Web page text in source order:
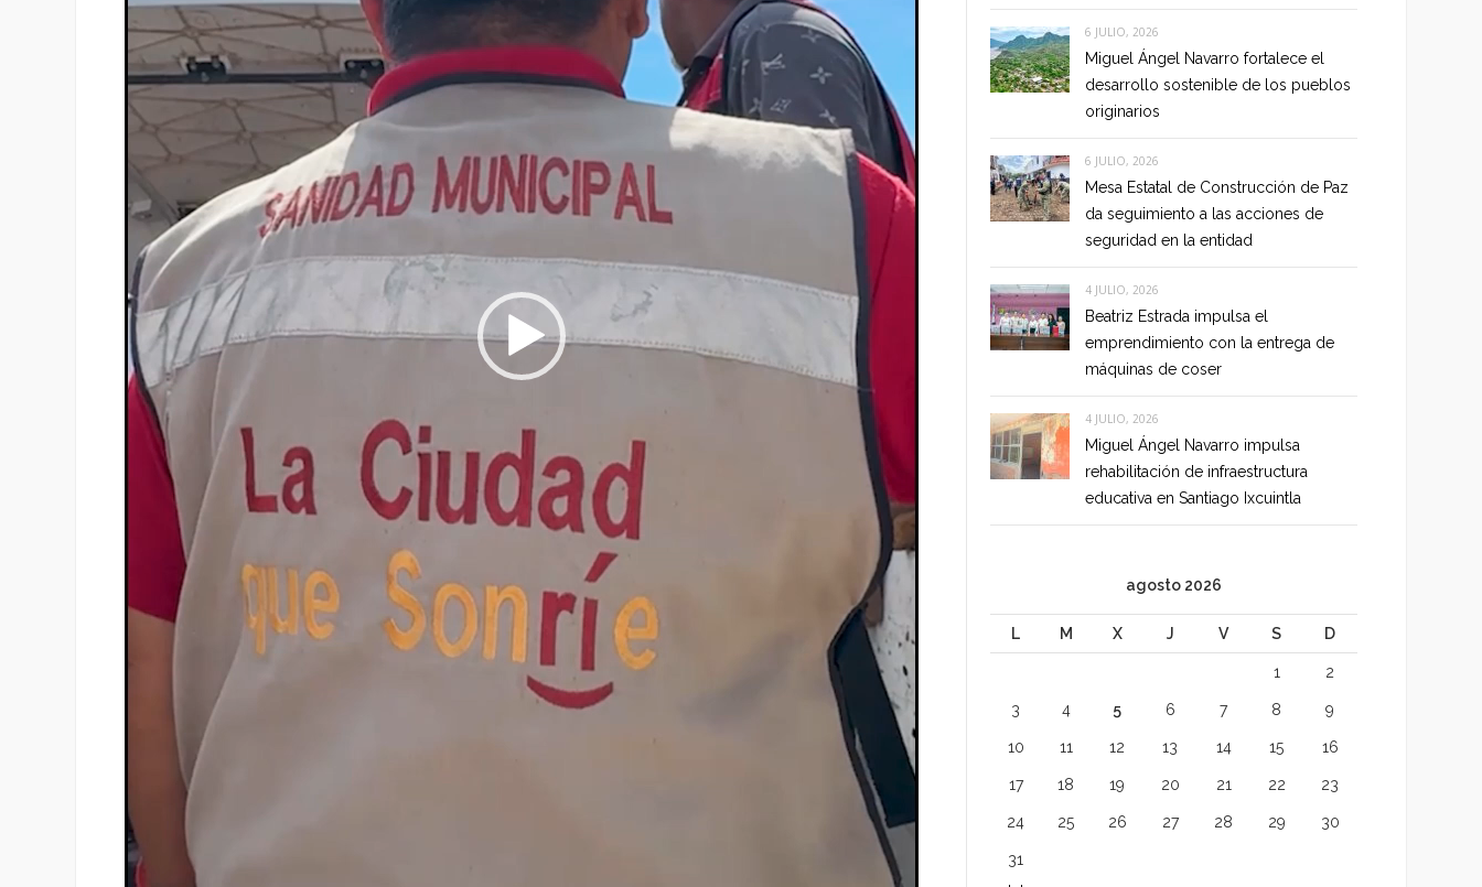
6 JULIO, 2026
Miguel Ángel Navarro fortalece el
desarrollo sostenible de los pueblos
originarios
6 JULIO, 2026
Mesa Estatal de Construcción de Paz
da seguimiento a las acciones de
seguridad en la entidad
4 JULIO, 2026
Beatriz Estrada impulsa el
emprendimiento con la entrega de
máquinas de coser
4 JULIO, 2026
Miguel Ángel Navarro impulsa
rehabilitación de infraestructura
educativa en Santiago Ixcuintla
agosto 2026
L M X J V S D
1 2
3 4 5 6 7 8 9
10 11 12 13 14 15 16
17 18 19 20 21 22 23
24 25 26 27 28 29 30
31